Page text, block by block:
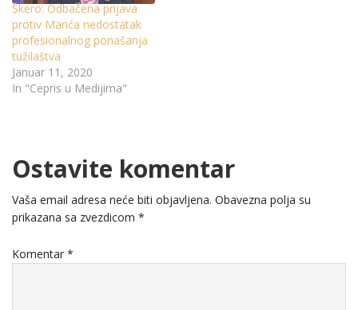
Škero: Odbačena prijava
protiv Marića nedostatak
profesionalnog ponašanja
tužilaštva
Januar 11, 2020
In "Cepris u Medijima"
Ostavite komentar
Vaša email adresa neće biti objavljena. Obavezna polja su
prikazana sa zvezdicom *
Komentar *